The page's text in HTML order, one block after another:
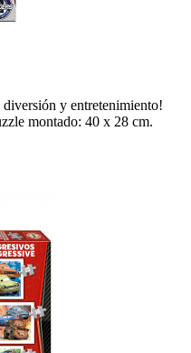
diversión y entretenimiento!
montado: 40 x 28 cm.